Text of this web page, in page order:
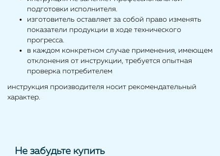
подготовки исполнителя.
изготовитель оставляет за собой право изменять
показатели продукции в ходе технического
прогресса.
в каждом конкретном случае применения, имеющем
отклонения от инструкции, требуется опытная
проверка потребителем
инструкция производителя носит рекомендательный
характер.
Не забудьте купить